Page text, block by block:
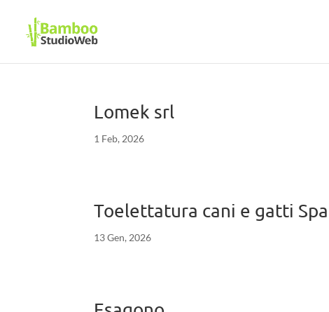
Lomek srl
1 Feb, 2026
Toelettatura cani e gatti Spa
13 Gen, 2026